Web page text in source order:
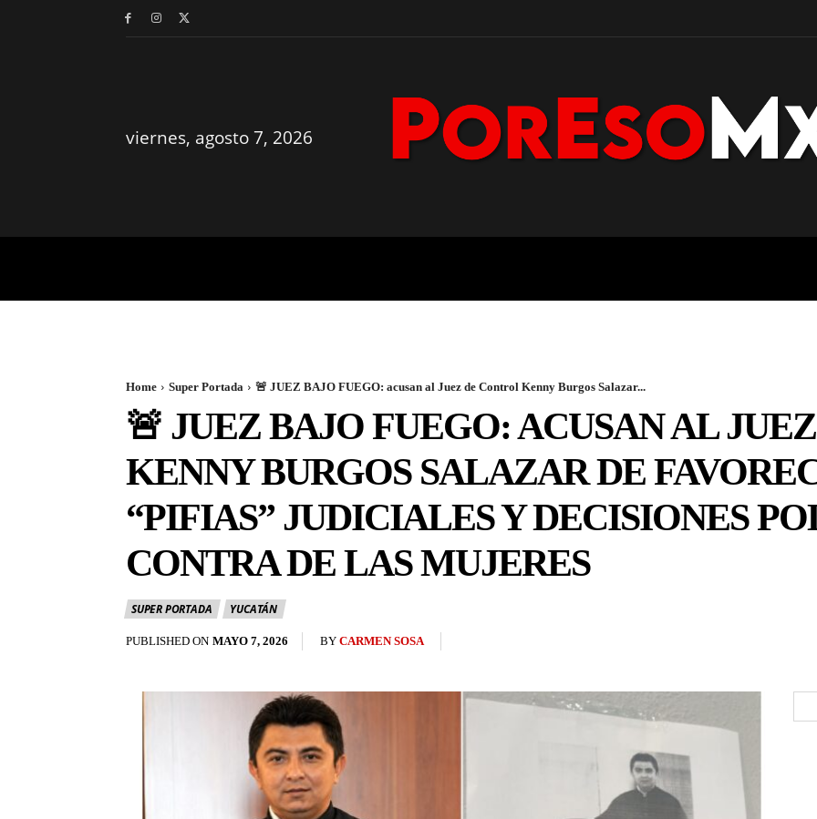
viernes, agosto 7, 2026
Home Super Portada 🚨 JUEZ BAJO FUEGO: acusan al Juez de Control Kenny Burgos Salazar...
🚨 JUEZ BAJO FUEGO: ACUSAN AL
KENNY BURGOS SALAZAR DE
“PIFIAS” JUDICIALES Y DECISIONES
CONTRA DE LAS MUJERES
SUPER PORTADA YUCATÁN
PUBLISHED ON MAYO 7, 2026 BY CARMEN SOSA